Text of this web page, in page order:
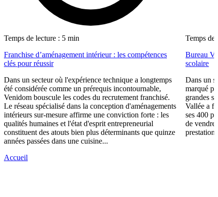
Temps de lecture : 5 min
Franchise d’aménagement intérieur : les compétences
clés pour réussir
Dans un secteur où l'expérience technique a longtemps
été considérée comme un prérequis incontournable,
Venidom bouscule les codes du recrutement franchisé.
Le réseau spécialisé dans la conception d'aménagements
intérieurs sur-mesure affirme une conviction forte : les
qualités humaines et l'état d'esprit entrepreneurial
constituent des atouts bien plus déterminants que quinze
années passées dans une cuisine...
Temps de
Bureau
scolaire
Dans un
marqué
grandes
Vallée a
ses 400
de vendre
Accueil